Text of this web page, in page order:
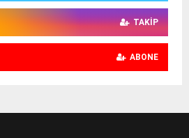
TAKIP
ABONE